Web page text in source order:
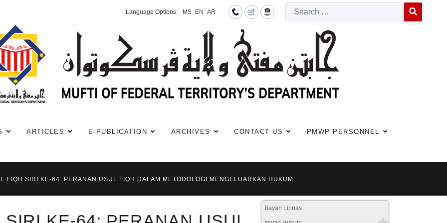
Language Options: MS EN AR
ARTICLES E-PUBLICATION ARCHIVES CONTACT US PMWP PERSONNEL
FIQH SIRI KE-64: PERANAN USUL FIQH DALAM METODOLOGI MENGELUARKAN HUKUM
Bayan Linnas